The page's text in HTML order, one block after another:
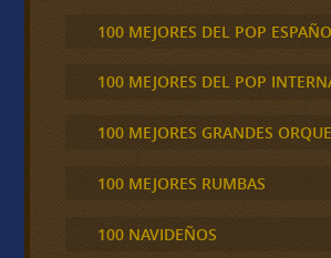
100 MEJORES DEL POP
100 MEJORES DEL POP
100 MEJORES GRANDES
100 MEJORES RUMBAS
100 NAVIDEÑOS